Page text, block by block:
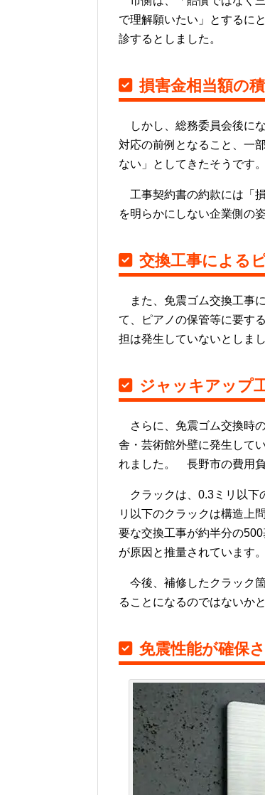
で理解願いたい」とするに
診するとしました。
損害金相当額の
しかし、総務委員会後に
対応の前例となること、一
ない」としてきたそうです。
工事契約書の約款には「
を明らかにしない企業側の
交換工事による
また、免震ゴム交換工事
て、ピアノの保管等に要す
担は発生していないとしまし
ジャッキアップ
さらに、免震ゴム交換時
舎・芸術館外壁に発生して
れました。 長野市の費用負
クラックは、0.3ミリ以下
リ以下のクラックは構造上
要な交換工事が約半分の
が原因と推量されています。
今後、補修したクラック
ることになるのではないか
免震性能が確保